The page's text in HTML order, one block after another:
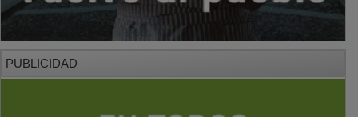
PUBLICIDAD